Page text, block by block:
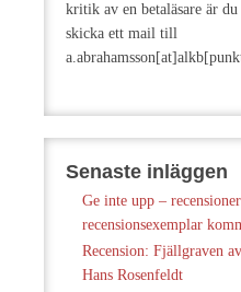
kritik av en betaläsare är
skicka ett mail till
Senaste inläggen
Ge inte upp –
recensionsexemplar
Recension: Fjällgraven
Hans Rosenfeldt